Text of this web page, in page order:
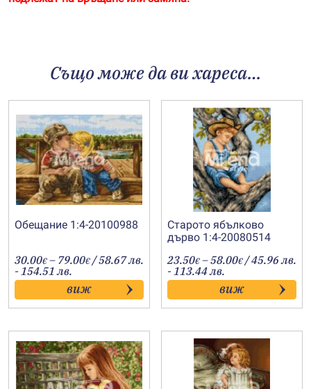
Също може да ви хареса…
Обещание 1:4-20100988
30.00€ – 79.00€Price
range:
30.00€
through
79.00€
/ 58.67 лв.
- 154.51 лв.
виж
Старото ябълково
дърво 1:4-20080514
23.50€ –58.00€Price
range:
23.50€
through
58.00€
/ 45.96 лв.
- 113.44 лв.
виж